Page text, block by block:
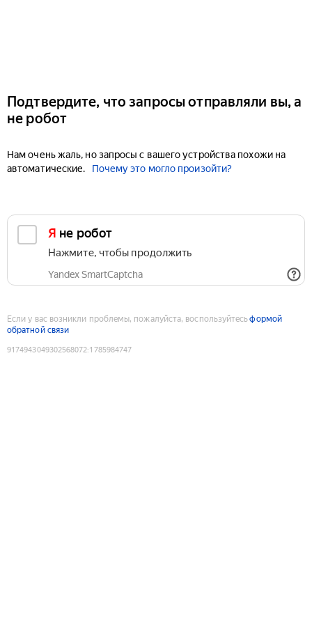
Подтвердите, что запросы отправляли вы, а
не робот
Нам очень жаль, но запросы с вашего устройства похожи на
автоматические.
Почему это могло произойти?
Я не робот
Нажмите, чтобы продолжить
Yandex SmartCaptcha
Если у вас возникли проблемы, пожалуйста, воспользуйтесьформой
обратной связи
9174943049302568072:1785984747